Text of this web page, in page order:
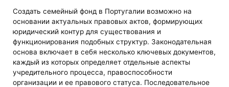
Создать семейный фонд в Португалии возможно на
основании актуальных правовых актов, формирующих
юридический контур для существования и
функционирования подобных структур. Законодательная
основа включает в себя несколько ключевых документов,
каждый из которых определяет отдельные аспекты
учредительного процесса, правоспособности
организации и ее правового статуса. Последовательное